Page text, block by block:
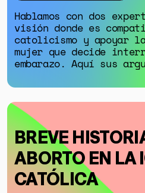
Hablamos con dos
visión donde es
catolicismo y apoyar
mujer que decide
embarazo. Aquí sus
BREVE
ABORTO EN LA
CATÓLICA